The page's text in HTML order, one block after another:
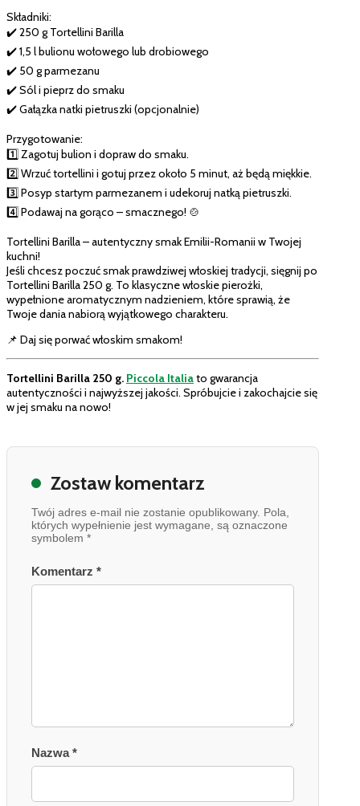
Składniki:
✔️ 250 g Tortellini Barilla
✔️ 1,5 l bulionu wołowego lub drobiowego
✔️ 50 g parmezanu
✔️ Sól i pieprz do smaku
✔️ Gałązka natki pietruszki (opcjonalnie)
Przygotowanie:
1️⃣ Zagotuj bulion i dopraw do smaku.
2️⃣ Wrzuć tortellini i gotuj przez około 5 minut, aż będą miękkie.
3️⃣ Posyp startym parmezanem i udekoruj natką pietruszki.
4️⃣ Podawaj na gorąco – smacznego! 🍲
Tortellini Barilla – autentyczny smak Emilii-Romanii w Twojej
kuchni!
Jeśli chcesz poczuć smak prawdziwej włoskiej tradycji, sięgnij po
Tortellini Barilla 250 g. To klasyczne włoskie pierożki,
wypełnione aromatycznym nadzieniem, które sprawią, że
Twoje dania nabiorą wyjątkowego charakteru.
📌 Daj się porwać włoskim smakom!
Tortellini Barilla 250 g. Piccola Italiato gwarancja
autentyczności i najwyższej jakości. Spróbujcie i zakochajcie się
w jej smaku na nowo!
Zostaw komentarz
Twój adres e-mail nie zostanie opublikowany. Pola,
których wypełnienie jest wymagane, są oznaczone
symbolem *
Komentarz *
Nazwa *